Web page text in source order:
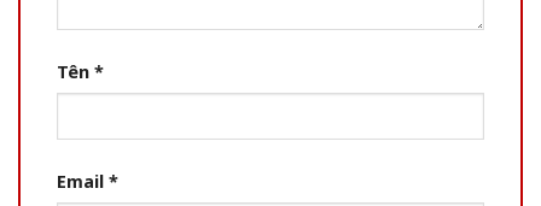
Tên *
Email *